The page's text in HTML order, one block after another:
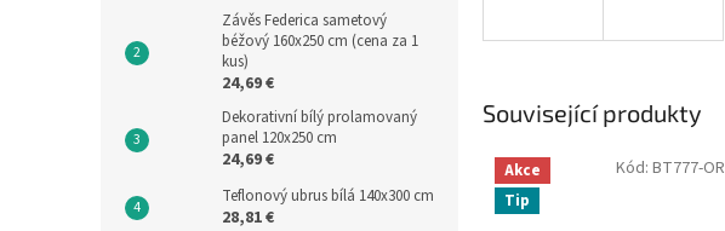
Závěs Federica sametový
béžový 160x250 cm (cena za 1
kus)
24,69 €
Dekorativní bílý prolamovaný
panel 120x250 cm
24,69 €
Teflonový ubrus bílá 140x300 cm
28,81 €
Související produkty
Akce
Tip
Kód: BT777-OR